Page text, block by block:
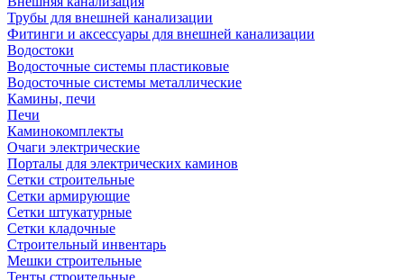
Трубы для внешней канализации
Фитинги и аксессуары для внешней канализации
Водостоки
Водосточные системы пластиковые
Водосточные системы металлические
Камины, печи
Печи
Каминокомплекты
Очаги электрические
Порталы для электрических каминов
Сетки строительные
Сетки армирующие
Сетки штукатурные
Сетки кладочные
Строительный инвентарь
Мешки строительные
Тенты строительные